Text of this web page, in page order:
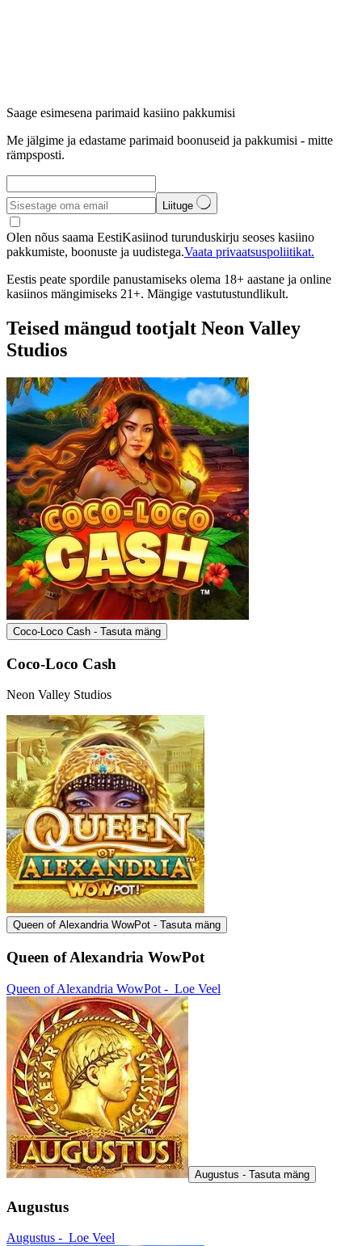
Saage esimesena parimaid kasiino pakkumisi
Me jälgime ja edastame parimaid boonuseid ja pakkumisi - mitte
rämpsposti.
Liituge
Olen nõus saama EestiKasiinod turunduskirju seoses kasiino
pakkumiste, boonuste ja uudistega.Vaata privaatsuspoliitikat.
Eestis peate spordile panustamiseks olema 18+ aastane ja online
kasiinos mängimiseks 21+. Mängige vastutustundlikult.
Teised mängud tootjalt Neon Valley
Studios
Coco-Loco Cash - Tasuta mäng
Coco-Loco Cash
Neon Valley Studios
Queen of Alexandria WowPot - Tasuta mäng
Queen of Alexandria WowPot
Queen of Alexandria WowPot - Loe Veel
Augustus - Tasuta mäng
Augustus
Augustus - Loe Veel